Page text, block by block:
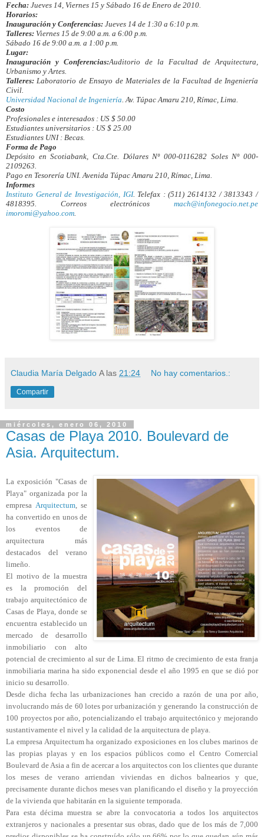
Fecha: Jueves 14, Viernes 15 y Sábado 16 de Enero de 2010.
Horarios:
Inauguración y Conferencias: Jueves 14 de 1:30 a 6:10 p.m.
Talleres: Viernes 15 de 9:00 a.m. a 6:00 p.m.
Sábado 16 de 9:00 a.m. a 1:00 p.m.
Lugar:
Inauguración y Conferencias:Auditorio de la Facultad de Arquitectura,
Urbanismo y Artes.
Talleres:Laboratorio de Ensayo de Materiales de la Facultad de Ingeniería
Civil.
Universidad Nacional de Ingeniería. Av. Túpac Amaru 210, Rímac, Lima.
Costo
Profesionales e interesados : US $ 50.00
Estudiantes universitarios : US $ 25.00
Estudiantes UNI : Becas.
Forma de Pago
Depósito en Scotiabank, Cta.Cte. Dólares Nº 000-0116282 Soles Nº 000-
2109263.
Pago en Tesorería UNI. Avenida Túpac Amaru 210, Rímac, Lima.
Informes
Instituto General de Investigación, IGI. Telefax : (511) 2614132 / 3813343 /
4818395. Correos electrónicos mach@infonegocio.net.pe
imoromi@yahoo.com.
Claudia María Delgado A las 21:24 No hay comentarios.:
Compartir
miércoles, enero 06, 2010
Casas de Playa 2010. Boulevard de
Asia. Arquitectum.
La exposición "Casas de
Playa" organizada por la
empresa Arquitectum, se
ha convertido en unos de
los eventos de
arquitectura más
destacados del verano
limeño.
El motivo de la muestra
es la promoción del
trabajo arquitectónico de
Casas de Playa, donde se
encuentra establecido un
mercado de desarrollo
inmobiliario con alto
potencial de crecimiento al sur de Lima. El ritmo de crecimiento de esta franja
inmobiliaria marina ha sido exponencial desde el año 1995 en que se dió por
inicio su desarrollo.
Desde dicha fecha las urbanizaciones han crecido a razón de una por año,
involucrando más de 60 lotes por urbanización y generando la construcción de
100 proyectos por año, potencializando el trabajo arquitectónico y mejorando
sustantivamente el nivel y la calidad de la arquitectura de playa.
La empresa Arquitectum ha organizado exposiciones en los clubes marinos de
las propias playas y en los espacios públicos como el Centro Comercial
Boulevard de Asia a fin de acercar a los arquitectos con los clientes que durante
los meses de verano arriendan viviendas en dichos balnearios y que,
precisamente durante dichos meses van planificando el diseño y la proyección
de la vivienda que habitarán en la siguiente temporada.
Para esta décima muestra se abre la convocatoria a todos los arquitectos
extranjeros y nacionales a presentar sus obras, dado que de los más de 7,000